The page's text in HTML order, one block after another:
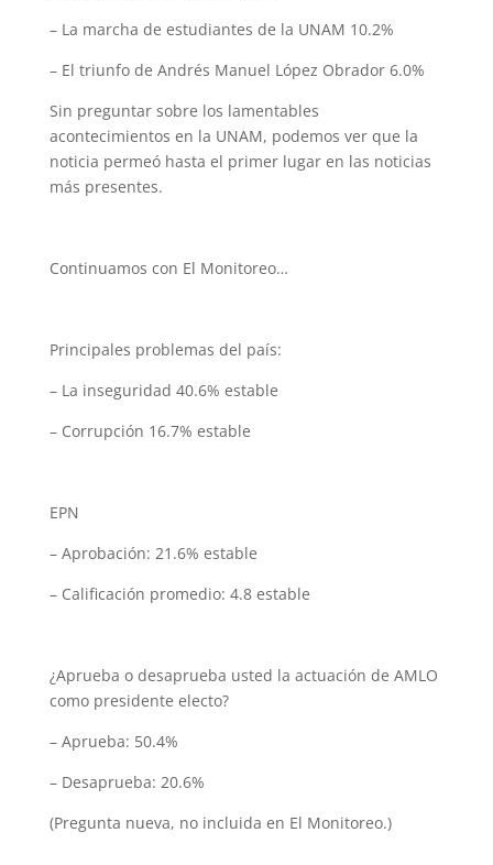
– La marcha de estudiantes de la UNAM 10.2%
– El triunfo de Andrés Manuel López Obrador 6.0%
Sin preguntar sobre los lamentables
acontecimientos en la UNAM, podemos ver que la
noticia permeó hasta el primer lugar en las noticias
más presentes.
Continuamos con El Monitoreo…
Principales problemas del país:
– La inseguridad 40.6% estable
– Corrupción 16.7% estable
EPN
– Aprobación: 21.6% estable
– Calificación promedio: 4.8 estable
¿Aprueba o desaprueba usted la actuación de AMLO
como presidente electo?
– Aprueba: 50.4%
– Desaprueba: 20.6%
(Pregunta nueva, no incluida en El Monitoreo.)